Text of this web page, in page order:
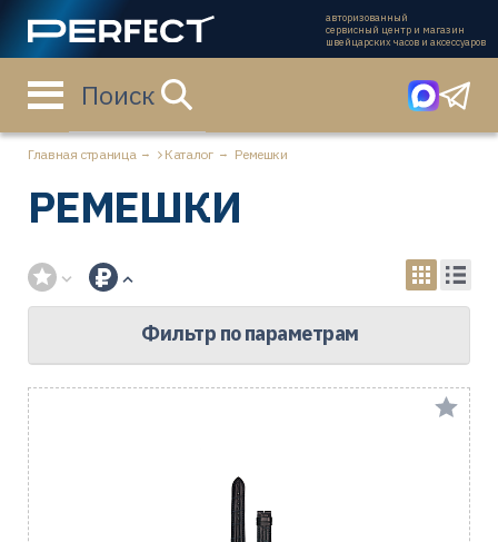
авторизованный
сервисный центр и магазин
швейцарских часов и аксессуаров
Поиск
Главная страница Каталог Ремешки
РЕМЕШКИ
Фильтр по параметрам